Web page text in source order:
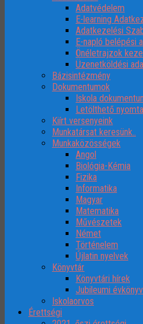
Adatvédelem
E-learning
Adatkezelési
E-napló belépési
Önéletrajzok
Üzenetköldési
Bázisintézmény
Dokumentumok
Iskola
Letölthető
Kiírt versenyeink
Munkatársat keresünk..
Munkaközösségek
Angol
Biológia-Kémia
Fizika
Informatika
Magyar
Matematika
Művészetek
Német
Történelem
Újlatin nyelvek
Könyvtár
Könyvtári hírek
Jubileumi évkönyv
Iskolaorvos
Érettségi